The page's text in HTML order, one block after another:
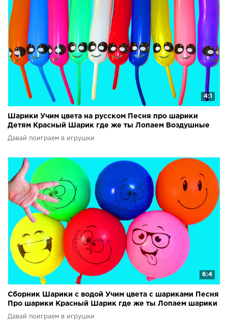
4:1
Шарики Учим цвета на русском Песня про шарики
Детям Красный Шарик где же ты Лопаем Воздушные
шарики
Давай поиграем в игрушки
6:4
Сборник Шарики с водой Учим цвета с шариками Песня
Про шарики Красный Шарик где же ты Лопаем шарики
Давай поиграем в игрушки